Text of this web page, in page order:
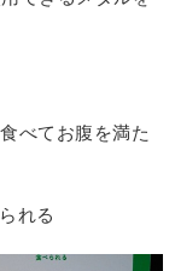
べてお腹を満た
れる